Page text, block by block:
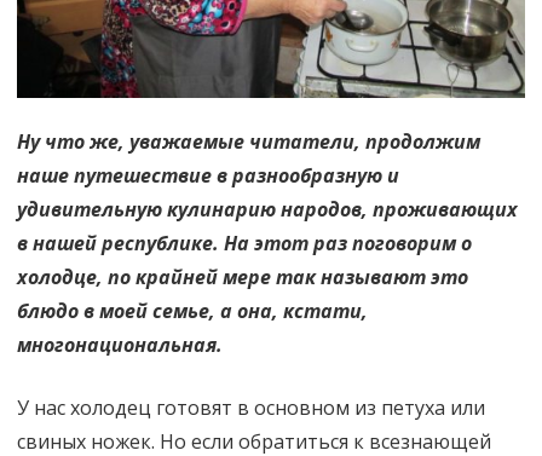
Ну что же, уважаемые читатели, продолжим
наше путешествие в разнообразную и
удивительную кулинарию народов, проживающих
в нашей республике. На этот раз поговорим о
холодце, по крайней мере так называют это
блюдо в моей семье, а она, кстати,
многонациональная.
У нас холодец готовят в основном из петуха или
свиных ножек. Но если обратиться к всезнающей